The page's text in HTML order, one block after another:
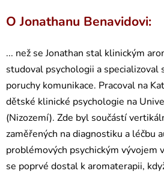
O Jonathanu Benavidovi:
... než se Jonathan stal klinickým
studoval psychologii a specializoval
poruchy komunikace. Pracoval na
dětské klinické psychologie na
(Nizozemí). Zde byl součástí
zaměřených na diagnostiku a léčbu
problémových psychickým vývojem
se poprvé dostal k aromaterapii,